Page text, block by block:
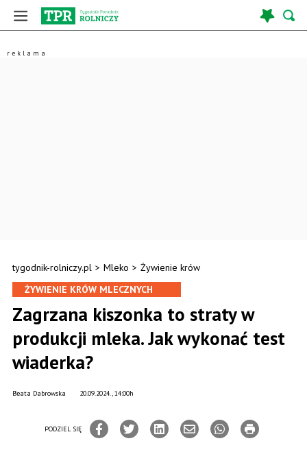
tygodnik-rolniczy.pl > Mleko > Żywienie krów
ŻYWIENIE KRÓW MLECZNYCH
Zagrzana kiszonka to straty w
produkcji mleka. Jak wykonać test
wiaderka?
20.09.2024., 14:00h
Beata Dabrowska
PODZIEL SIĘ